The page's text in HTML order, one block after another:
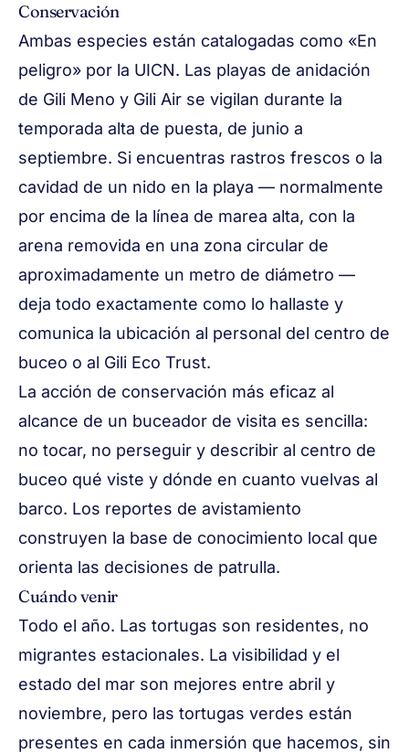
Conservación
Ambas especies están catalogadas como «En
peligro» por la UICN. Las playas de anidación
de Gili Meno y Gili Air se vigilan durante la
temporada alta de puesta, de junio a
septiembre. Si encuentras rastros frescos o la
cavidad de un nido en la playa — normalmente
por encima de la línea de marea alta, con la
arena removida en una zona circular de
aproximadamente un metro de diámetro —
deja todo exactamente como lo hallaste y
comunica la ubicación al personal del centro de
buceo o al Gili Eco Trust.
La acción de conservación más eficaz al
alcance de un buceador de visita es sencilla:
no tocar, no perseguir y describir al centro de
buceo qué viste y dónde en cuanto vuelvas al
barco. Los reportes de avistamiento
construyen la base de conocimiento local que
orienta las decisiones de patrulla.
Cuándo venir
Todo el año. Las tortugas son residentes, no
migrantes estacionales. La visibilidad y el
estado del mar son mejores entre abril y
noviembre, pero las tortugas verdes están
presentes en cada inmersión que hacemos, sin